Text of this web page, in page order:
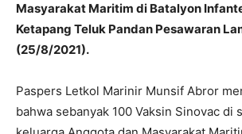
Masyarakat Maritim di Batalyon
Ketapang Teluk Pandan Pesawaran
(25/8/2021).
Paspers Letkol Marinir Munsif Abror
bahwa sebanyak 100 Vaksin Sinovac di